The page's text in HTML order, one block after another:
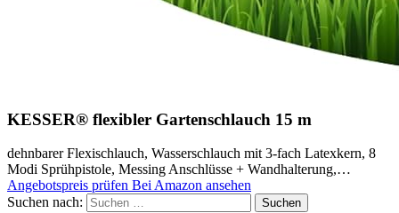
KESSER® flexibler Gartenschlauch 15 m
dehnbarer Flexischlauch, Wasserschlauch mit 3-fach Latexkern, 8
Modi Sprühpistole, Messing Anschlüsse + Wandhalterung,…
Angebotspreis prüfen Bei Amazon ansehen
Suchen nach: